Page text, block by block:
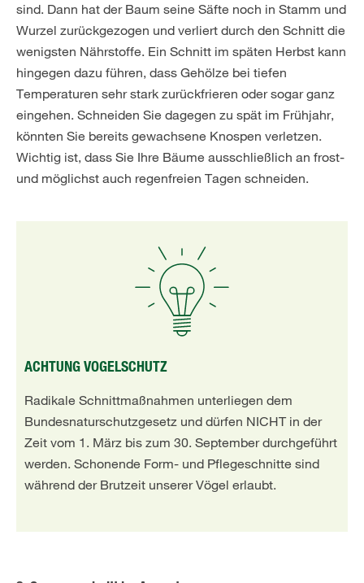
sind. Dann hat der Baum seine Säfte noch in Stamm und
Wurzel zurückgezogen und verliert durch den Schnitt die
wenigsten Nährstoffe. Ein Schnitt im späten Herbst kann
hingegen dazu führen, dass Gehölze bei tiefen
Temperaturen sehr stark zurückfrieren oder sogar ganz
eingehen. Schneiden Sie dagegen zu spät im Frühjahr,
könnten Sie bereits gewachsene Knospen verletzen.
Wichtig ist, dass Sie Ihre Bäume ausschließlich an frost-
und möglichst auch regenfreien Tagen schneiden.
ACHTUNG VOGELSCHUTZ
Radikale Schnittmaßnahmen unterliegen dem
Bundesnaturschutzgesetz und dürfen NICHT in der
Zeit vom 1. März bis zum 30. September durchgeführt
werden. Schonende Form- und Pflegeschnitte sind
während der Brutzeit unserer Vögel erlaubt.